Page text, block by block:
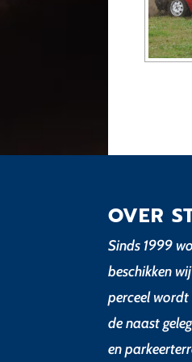
OVER
Sinds 1999
beschikken
perceel
de naast
en